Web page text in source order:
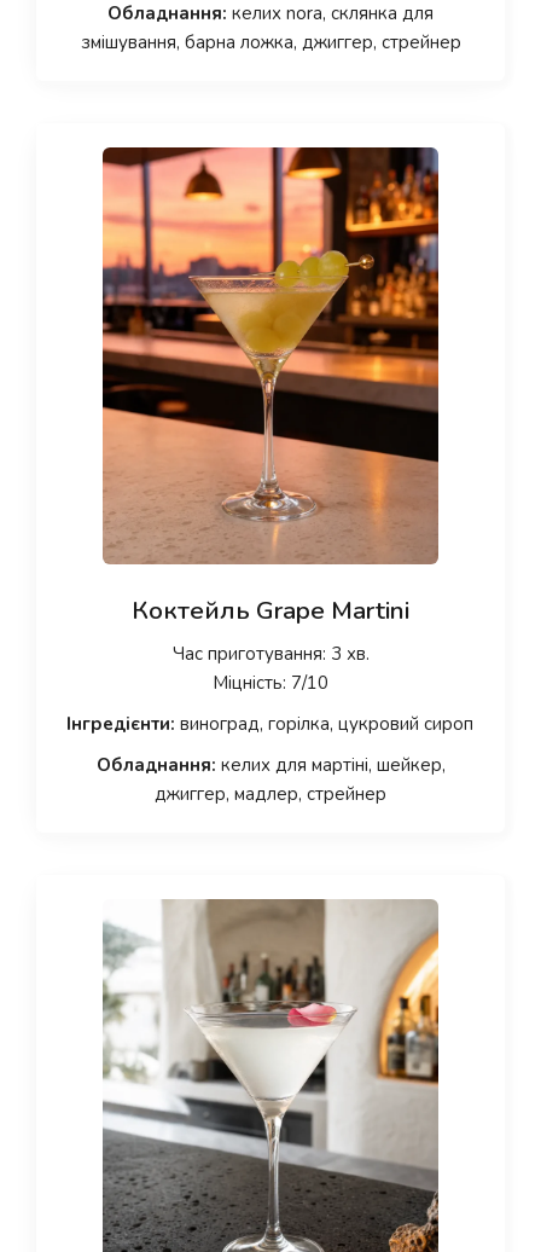
Обладнання: келих nora, склянка для
змішування, барна ложка, джиггер, стрейнер
Коктейль Grape Martini
Час приготування: 3 хв.
Міцність: 7/10
Інгредієнти: виноград, горілка, цукровий сироп
Обладнання: келих для мартіні, шейкер,
джиггер, мадлер, стрейнер